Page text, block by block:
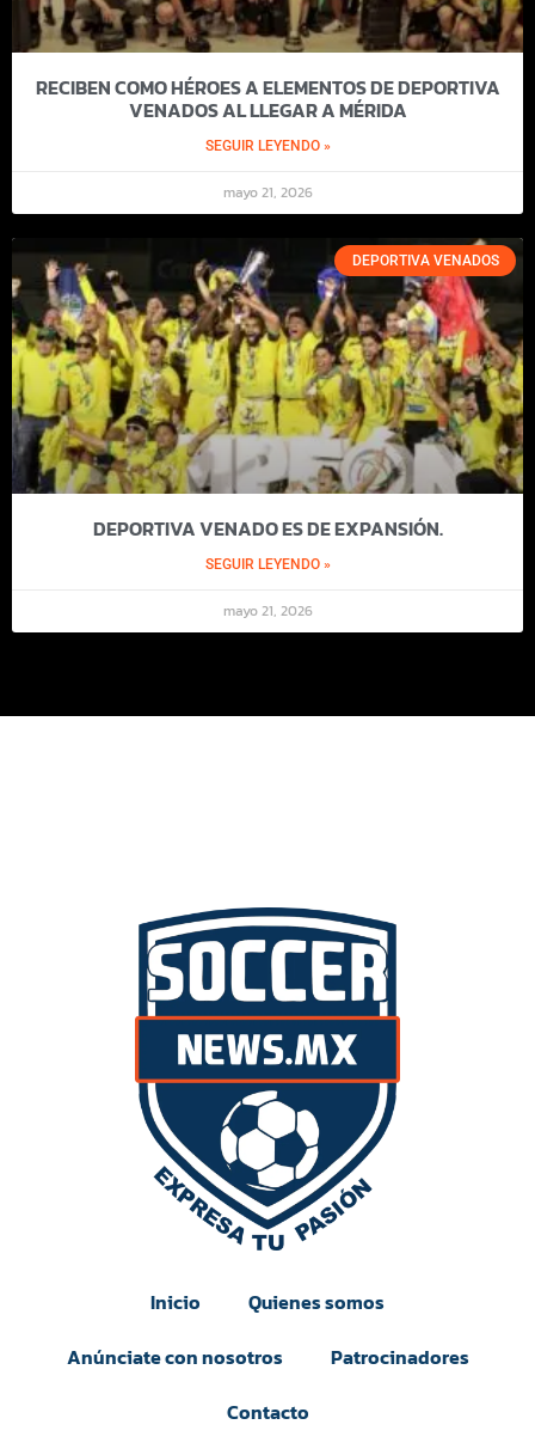
RECIBEN COMO HÉROES A ELEMENTOS DE DEPORTIVA
VENADOS AL LLEGAR A MÉRIDA
SEGUIR LEYENDO »
mayo 21, 2026
DEPORTIVA VENADOS
DEPORTIVA VENADO ES DE EXPANSIÓN.
SEGUIR LEYENDO »
mayo 21, 2026
Inicio
Quienes somos
Anúnciate con nosotros
Patrocinadores
Contacto